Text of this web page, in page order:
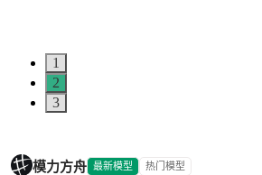
1
2
3
模力方舟 最新模型 热门模型